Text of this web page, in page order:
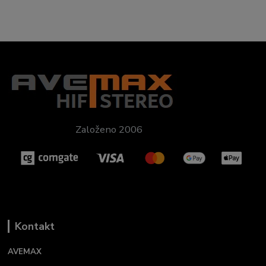
Založeno 2006
Kontakt
AVEMAX